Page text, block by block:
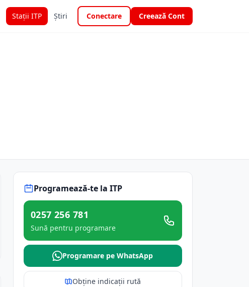
Stații ITP Știri Conectare Creează Cont
Programează-te la ITP
0257 256 781
Sună pentru programare
Programare pe WhatsApp
Obține indicații rută